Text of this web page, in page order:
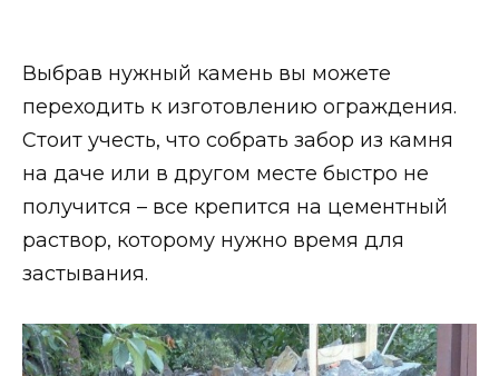
Выбрав нужный камень вы можете
переходить к изготовлению ограждения.
Стоит учесть, что собрать забор из камня
на даче или в другом месте быстро не
получится – все крепится на цементный
раствор, которому нужно время для
застывания.